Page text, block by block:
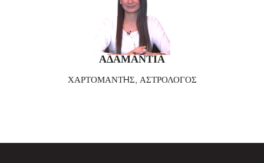
ΑΔΑΜΑΝΤΙΑ
ΧΑΡΤΟΜΑΝΤHΣ, ΑΣΤΡΟΛΟΓΟΣ